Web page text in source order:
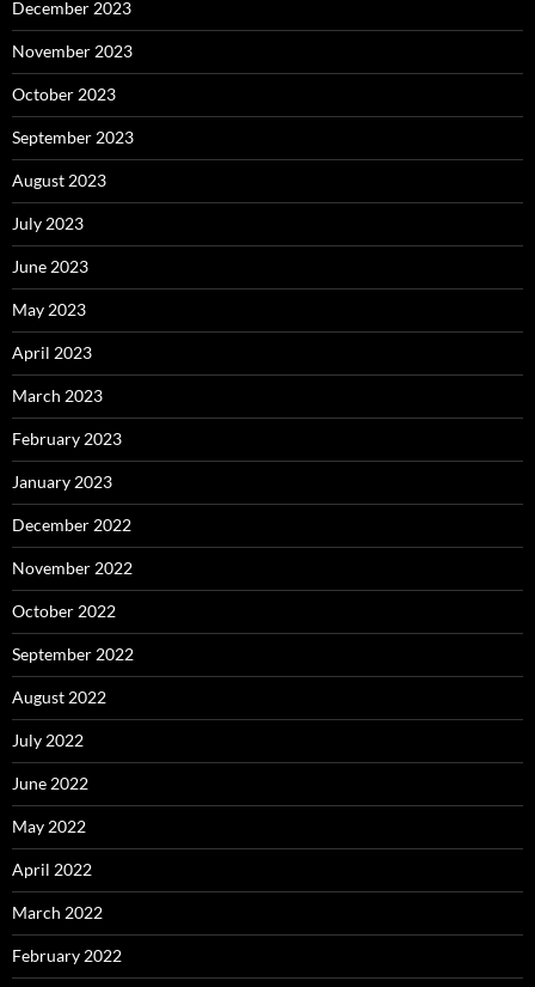
December 2023
November 2023
October 2023
September 2023
August 2023
July 2023
June 2023
May 2023
April 2023
March 2023
February 2023
January 2023
December 2022
November 2022
October 2022
September 2022
August 2022
July 2022
June 2022
May 2022
April 2022
March 2022
February 2022